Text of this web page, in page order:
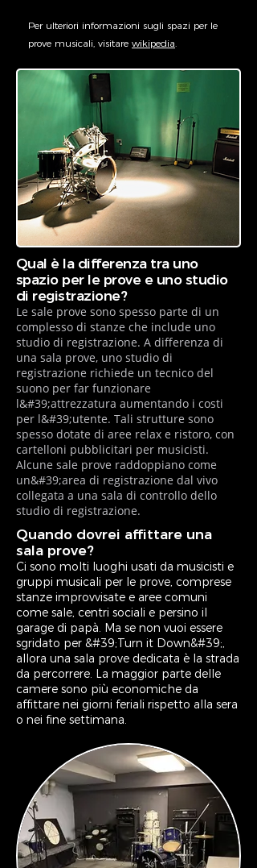
Per ulteriori informazioni sugli spazi per le
prove musicali, visitare wikipedia.
Qual è la differenza tra uno
spazio per le prove e uno studio
di registrazione?
Le sale prove sono spesso parte di un
complesso di stanze che include uno
studio di registrazione. A differenza di
una sala prove, uno studio di
registrazione richiede un tecnico del
suono per far funzionare
l&#39;attrezzatura aumentando i costi
per l&#39;utente. Tali strutture sono
spesso dotate di aree relax e ristoro, con
cartelloni pubblicitari per musicisti.
Alcune sale prove raddoppiano come
un&#39;area di registrazione dal vivo
collegata a una sala di controllo dello
studio di registrazione.
Quando dovrei affittare una
sala prove?
Ci sono molti luoghi usati da musicisti e
gruppi musicali per le prove, comprese
stanze improvvisate e aree comuni
come sale, centri sociali e persino il
garage di papà. Ma se non vuoi essere
sgridato per &#39;Turn it Down&#39;,
allora una sala prove dedicata è la strada
da percorrere. La maggior parte delle
camere sono più economiche da
affittare nei giorni feriali rispetto alla sera
o nei fine settimana.